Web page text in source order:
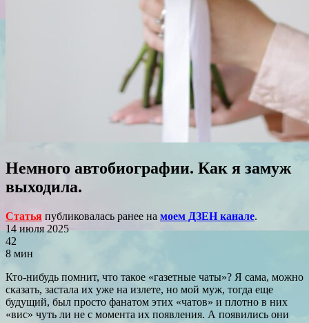
Немного автобиографии. Как я замуж
выходила.
Статья публиковалась ранее на моем ДЗЕН канале.
14 июля 2025
42
8 мин
Кто-нибудь помнит, что такое «газетные чаты»? Я сама, можно
сказать, застала их уже на излете, но мой муж, тогда еще
будущий, был просто фанатом этих «чатов» и плотно в них
«вис» чуть ли не с момента их появления. А появились они